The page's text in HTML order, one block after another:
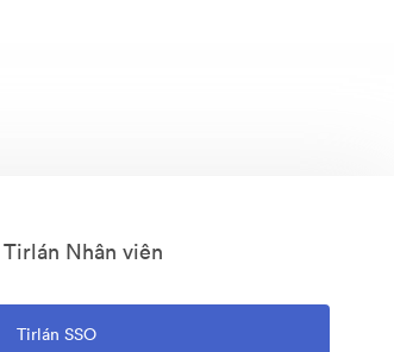
Nhân viên
Tirlán SSO